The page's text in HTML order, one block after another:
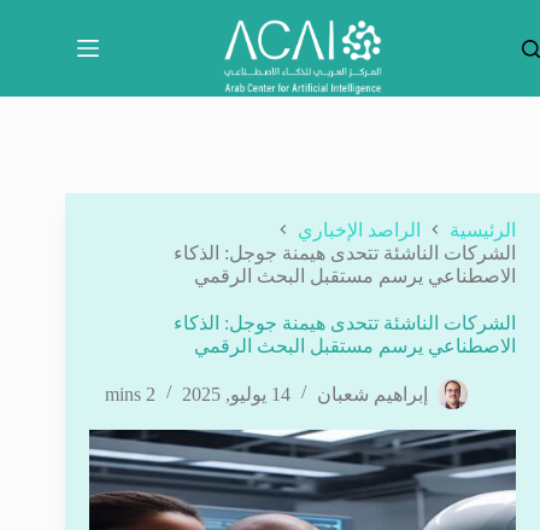
المحتوى
الرئيسية
الراصد الإخباري
الشركات الناشئة تتحدى هيمنة جوجل: الذكاء
الاصطناعي يرسم مستقبل البحث الرقمي
الشركات الناشئة تتحدى هيمنة جوجل: الذكاء
الاصطناعي يرسم مستقبل البحث الرقمي
إبراهيم شعبان 14 يوليو, 2025 2 mins